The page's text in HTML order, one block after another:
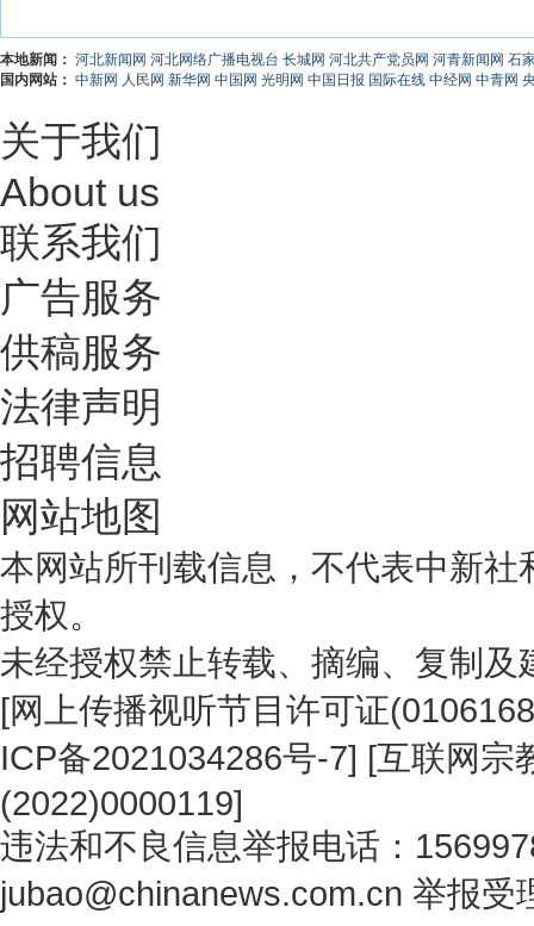
本地新闻： 河北新闻网 河北网络广播电视台 长城网 河北共产党员网 河青新闻网 石
国内网站： 中新网 人民网 新华网 中国网 光明网 中国日报 国际在线 中经网 中青网
关于我们
About us
联系我们
广告服务
供稿服务
法律声明
招聘信息
网站地图
本网站所刊载信息，不代表中新
授权。
未经授权禁止转载、摘编、复制
[网上传播视听节目许可证
ICP备2021034286号-7] [互联网宗
(2022)0000119]
违法和不良信息举报电话：
jubao@chinanews.com.cn 举报受